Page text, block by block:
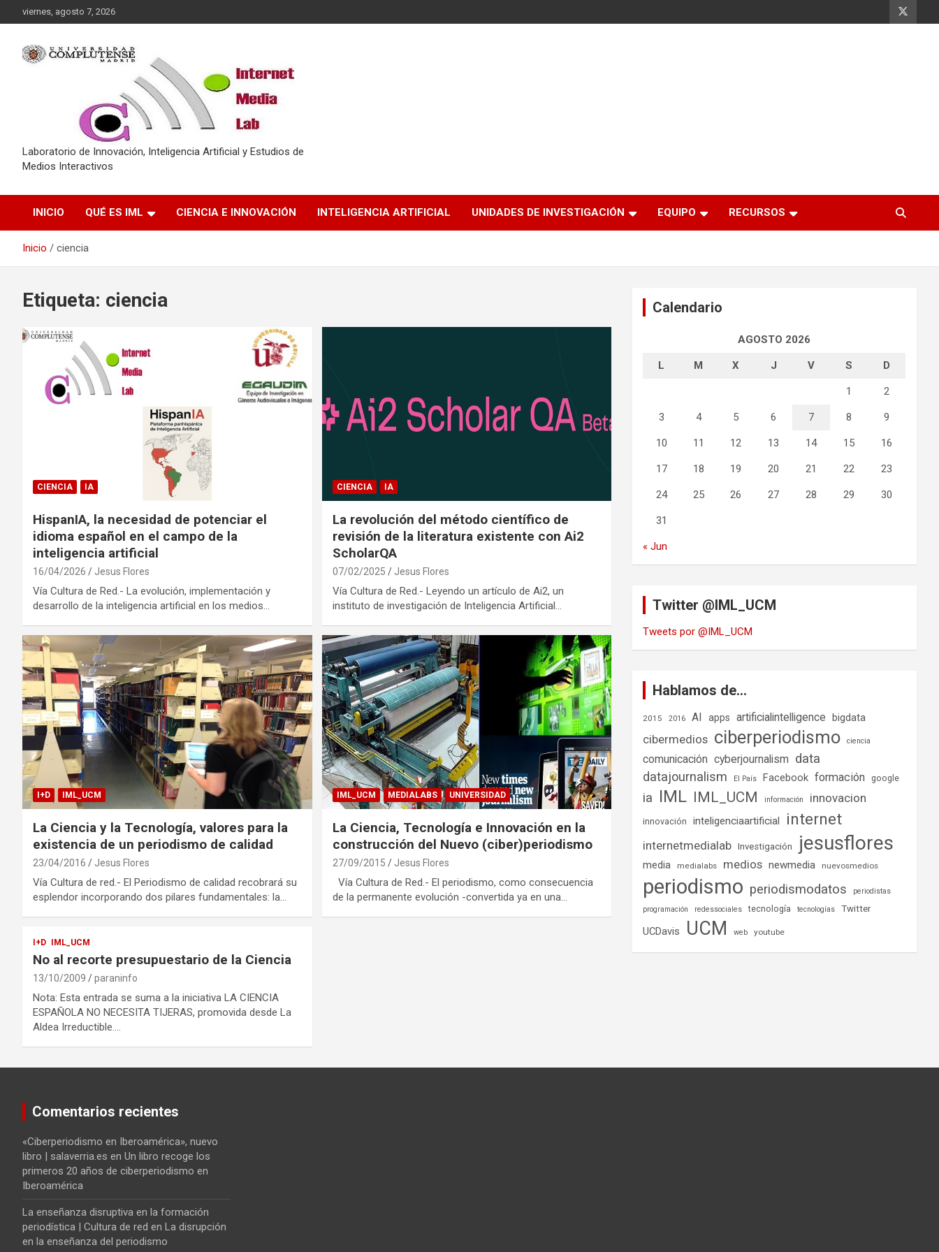
al
viernes, agosto 7, 2026
Laboratorio de Innovación, Inteligencia Artificial y Estudios de
Medios Interactivos
INICIO QUÉ ES IML CIENCIA E INNOVACIÓN INTELIGENCIA ARTIFICIAL UNIDADES DE INVESTIGACIÓN EQUIPO RECURSOS
Inicio ciencia
Etiqueta: ciencia
CIENCIA IA
HispanIA, la necesidad de potenciar el
idioma español en el campo de la
inteligencia artificial
16/04/2026 Jesus Flores
Vía Cultura de Red.- La evolución, implementación y
desarrollo de la inteligencia artificial en los medios…
CIENCIA IA
La revolución del método científico de
revisión de la literatura existente con Ai2
ScholarQA
07/02/2025 Jesus Flores
Vía Cultura de Red.- Leyendo un artículo de Ai2, un
instituto de investigación de Inteligencia Artificial…
I+D IML_UCM
La Ciencia y la Tecnología, valores para la
existencia de un periodismo de calidad
23/04/2016 Jesus Flores
Vía Cultura de red.- El Periodismo de calidad recobrará su
esplendor incorporando dos pilares fundamentales: la…
IML_UCM MEDIALABS UNIVERSIDAD
La Ciencia, Tecnología e Innovación en la
construcción del Nuevo (ciber)periodismo
27/09/2015 Jesus Flores
Vía Cultura de Red.- El periodismo, como consecuencia
de la permanente evolución -convertida ya en una…
I+D IML_UCM
No al recorte presupuestario de la Ciencia
13/10/2009 paraninfo
Nota: Esta entrada se suma a la iniciativa LA CIENCIA
ESPAÑOLA NO NECESITA TIJERAS, promovida desde La
Aldea Irreductible.…
Calendario
AGOSTO 2026
L M X J V S D
1 2
3 4 5 6 7 8 9
10 11 12 13 14 15 16
17 18 19 20 21 22 23
24 25 26 27 28 29 30
31
« Jun
Twitter @IML_UCM
Tweets por @IML_UCM
Hablamos de…
2015 2016 AI apps artificialintelligence bigdata
cibermedios ciberperiodismo ciencia
comunicación cyberjournalism data
datajournalism El País Facebook formación google
ia IML IML_UCM información innovacion
innovación inteligenciaartificial internet
internetmedialab Investigación jesusflores
media medialabs medios newmedia nuevosmedios
periodismo periodismodatos
periodistas
programación
redessociales tecnología tecnologías Twitter
UCDavis UCM web youtube
Comentarios recientes
«Ciberperiodismo en Iberoamérica», nuevo
libro | salaverria.es en Un libro recoge los
primeros 20 años de ciberperiodismo en
Iberoamérica
La enseñanza disruptiva en la formación
periodística | Cultura de red en La disrupción
en la enseñanza del periodismo